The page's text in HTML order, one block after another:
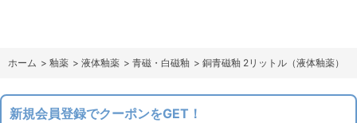
ホーム > 釉薬 > 液体釉薬 > 青磁・白磁釉 > 銅青磁釉 2リットル（液体釉薬）
新規会員登録でクーポンをGET！